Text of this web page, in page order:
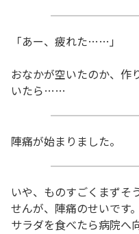
「あー、疲れた……」
おなかが空いたのか、作
いたら……
陣痛が始まりました。
いや、ものすごくまずそ
せんが、陣痛のせいです。
サラダを食べたら病院へ